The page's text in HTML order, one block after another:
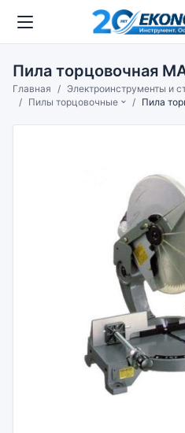
Пила торцовочная
Главная Электроинструменты и
Пилы торцовочные
Пила